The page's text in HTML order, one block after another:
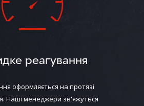
реагування
оформляється на протязі
Наші менеджери зв'яжуться